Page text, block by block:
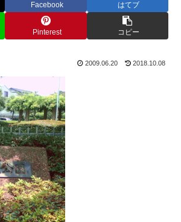
Facebook はてブ
Pinterest コピー
2009.06.20 2018.10.08